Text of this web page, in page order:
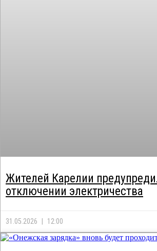
Жителей Карелии
отключении электричества
31.05.2026 12:00